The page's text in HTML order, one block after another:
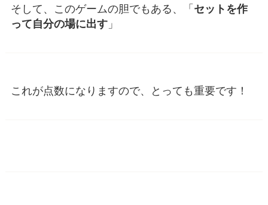
そして、このゲームの胆でもある、「セットを作
って自分の場に出す 」
これが点数になりますので、とっても重要です！